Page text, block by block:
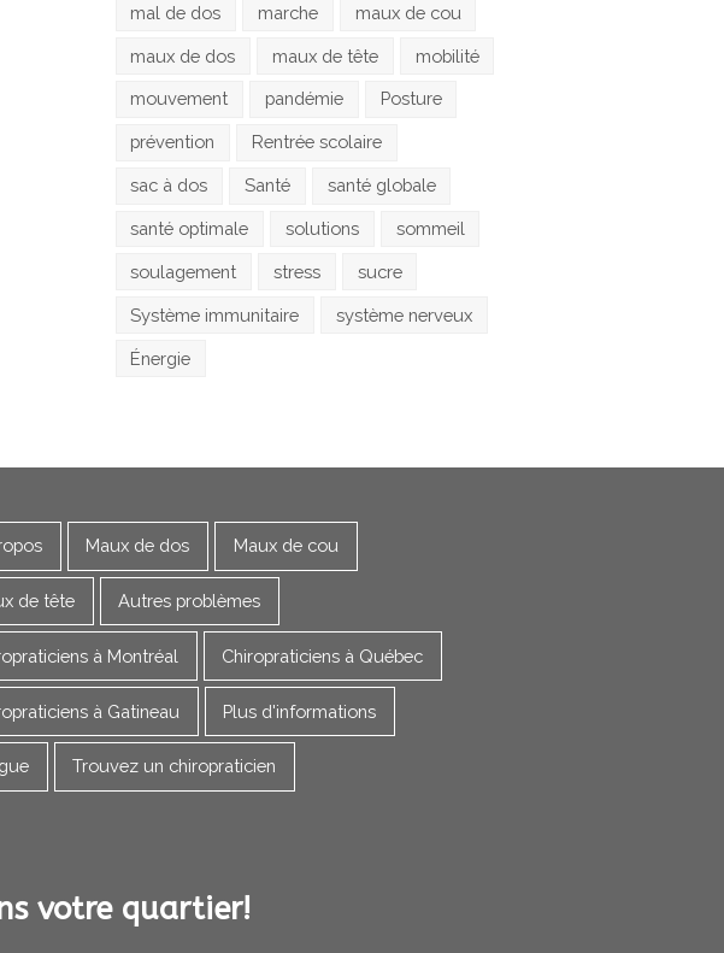
mal de dos marche maux de cou
maux de dos maux de tête mobilité
mouvement pandémie Posture
prévention Rentrée scolaire
sac à dos Santé santé globale
santé optimale solutions sommeil
soulagement stress sucre
Système immunitaire système nerveux
Énergie
Maux de dos Maux de cou
de tête Autres problèmes
à Montréal Chiropraticiens à Québec
à Gatineau Plus d'informations
Trouvez un chiropraticien
votre quartier!